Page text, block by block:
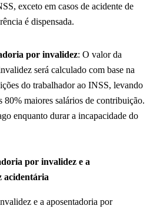
exceto em casos de acidente de
é dispensada.
por invalidez: O valor da
será calculado com base na
do trabalhador ao INSS, levando
80% maiores salários de contribuição.
enquanto durar a incapacidade do
por invalidez e a
acidentária
e a aposentadoria por